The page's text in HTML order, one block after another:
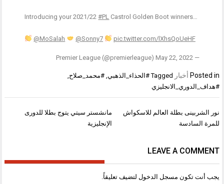
Introducing your 2021/22#PL Castrol Golden Boot winners…
@MoSalah @Sonny7 pic.twitter.com/lXhsQoUeHF
— Premier League (@premierleague)
May 22, 2022
Posted in أخبار Tagged #الحذاء_الذهبي ,#محمد_صلاح
#هداف_الدوري_الانجليزي
تصفّح
المقالات
مانشستر سيتي يتوج بطلا للدورى
الإنجليزية
نور الشربينى بطلة العالم للاسكواش
للمرة السادسة
LEAVE A COMMENT
يجب أنت تكون مسجل الدخول لتضيف تعليقاً.